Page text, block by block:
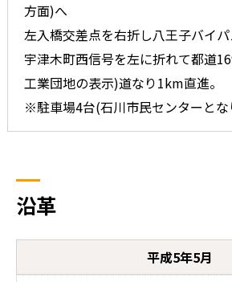
方面)へ
左入橋交差点を右折し八王子バイ
宇津木町西信号を左に折れて都道
工業団地の表示)道なり1km直進。
※駐車場4台(石川市民センターと
沿革
平成5年5月